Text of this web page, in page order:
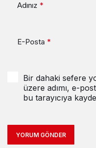
Adınız *
E-Posta *
Bir dahaki sefere
üzere adımı, e-
bu tarayıcıya
YORUM GÖNDER